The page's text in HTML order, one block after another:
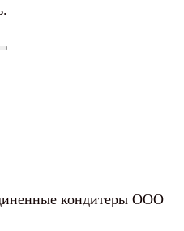
кондитеры ООО